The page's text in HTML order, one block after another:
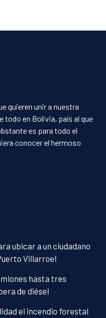
quieren unir a nuestra
todo en Bolivia, país al que
es para todo el
conocer el hermoso
ubicar a un ciudadano
Villarroel
hasta tres
de diésel
el incendio forestal